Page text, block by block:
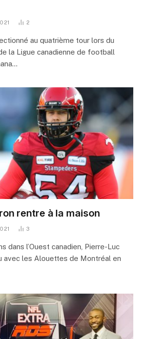
2
au quatrième tour lors du
la Ligue canadienne de football
rentre à la maison
3
dans l’Ouest canadien, Pierre-Luc
avec les Alouettes de Montréal en